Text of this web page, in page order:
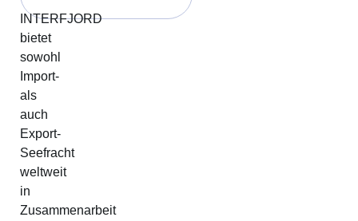
INTERFJORD
bietet
sowohl
Import-
als
auch
Export-
Seefracht
weltweit
in
Zusammenarbeit